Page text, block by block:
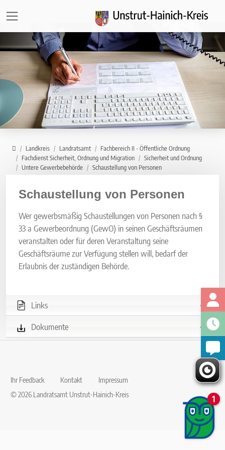
HomeLandkreis Landratsamt
Fachbereich II - Öffentliche Ordnung
Fachdienst Sicherheit, Ordnung und Migration
Sicherheit und Ordnung
Untere Gewerbebehörde
Schaustellung von Personen
Schaustellung von Personen
Wer gewerbsmäßig Schaustellungen von Personen nach §
33 a Gewerbeordnung (GewO) in seinen Geschäftsräumen
veranstalten oder für deren Veranstaltung seine
Geschäftsräume zur Verfügung stellen will, bedarf der
Erlaubnis der zuständigen Behörde.
Links
Dokumente
Ihr Feedback Kontakt
Impressum
© 2026 Landratsamt Unstrut-Hainich-Kreis